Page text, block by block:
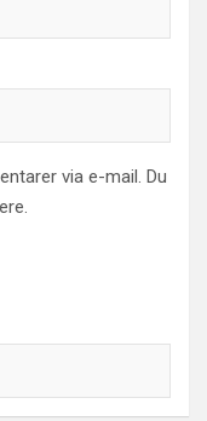
via e-mail. Du